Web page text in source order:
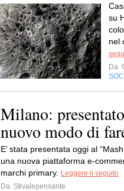
su
nel
Da
Milano:
nuovo modo di
E’ stata presentata oggi al
una nuova piattaforma e-
marchi primary.
Leggere il seguito
Da Stivalepensante